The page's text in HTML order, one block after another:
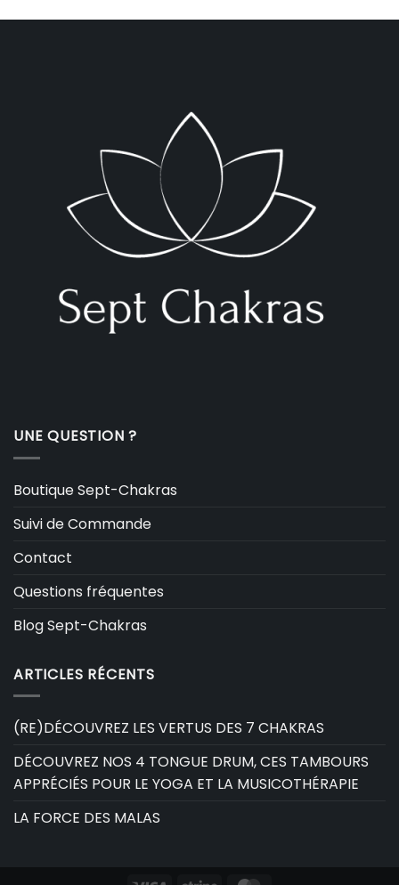
UNE QUESTION ?
Boutique Sept-Chakras
Suivi de Commande
Contact
Questions fréquentes
Blog Sept-Chakras
ARTICLES RÉCENTS
(RE)DÉCOUVREZ LES VERTUS DES 7 CHAKRAS
DÉCOUVREZ NOS 4 TONGUE DRUM, CES TAMBOURS
APPRÉCIÉS POUR LE YOGA ET LA MUSICOTHÉRAPIE
LA FORCE DES MALAS